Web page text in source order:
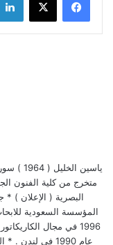
ياسين
البصرية ( الإعلان ) *
المؤسسة السعودية
1996 في مجال
عام 1990 في